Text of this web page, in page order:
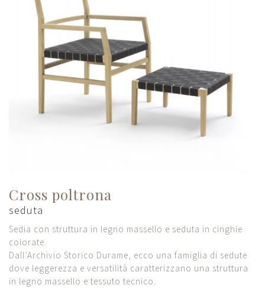
Cross poltrona
seduta
Sedia con struttura in legno massello e seduta in cinghie
colorate.
Dall’Archivio Storico Durame, ecco una famiglia di sedute
dove leggerezza e versatilità caratterizzano una struttura
in legno massello e tessuto tecnico.